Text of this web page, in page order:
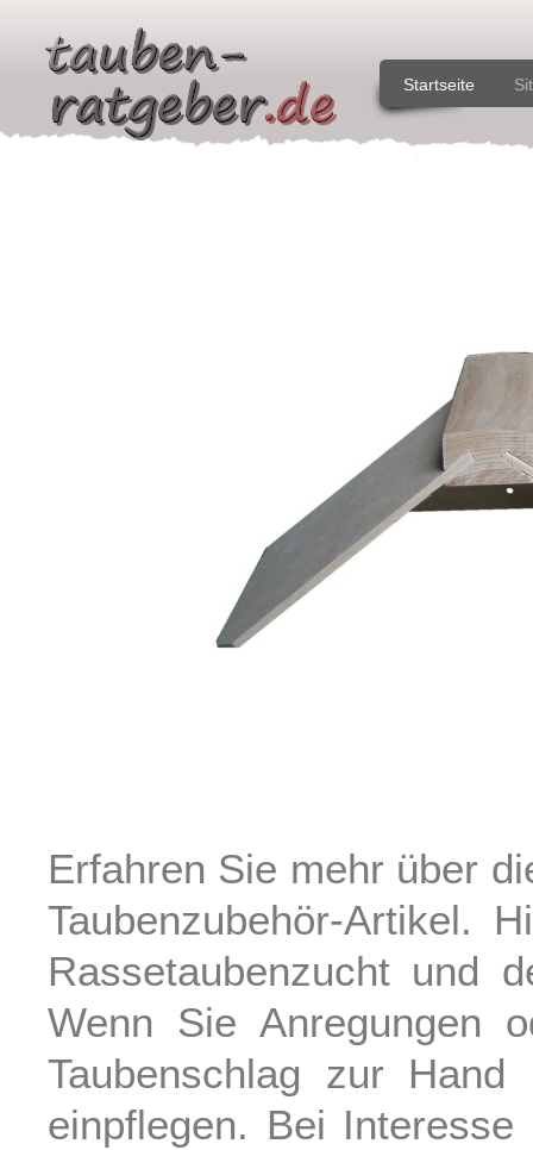
Startseite
Erfahren Sie mehr über
Taubenzubehör-Artikel.
Rassetaubenzucht und
Wenn Sie Anregungen
Taubenschlag zur
einpflegen. Bei